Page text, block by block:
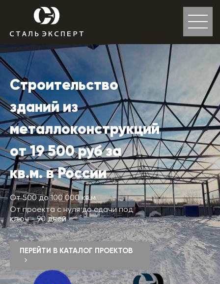
Строительство
зданий из
металлоконструкций
от 19 500 руб за
кв.м. в России
От 500 до 100 000 кв.м
От проекта с нуля до сдачи под
ключ - 90 дней
ПЕРЕЙТИ В КАТАЛОГ ПРОЕКТОВ